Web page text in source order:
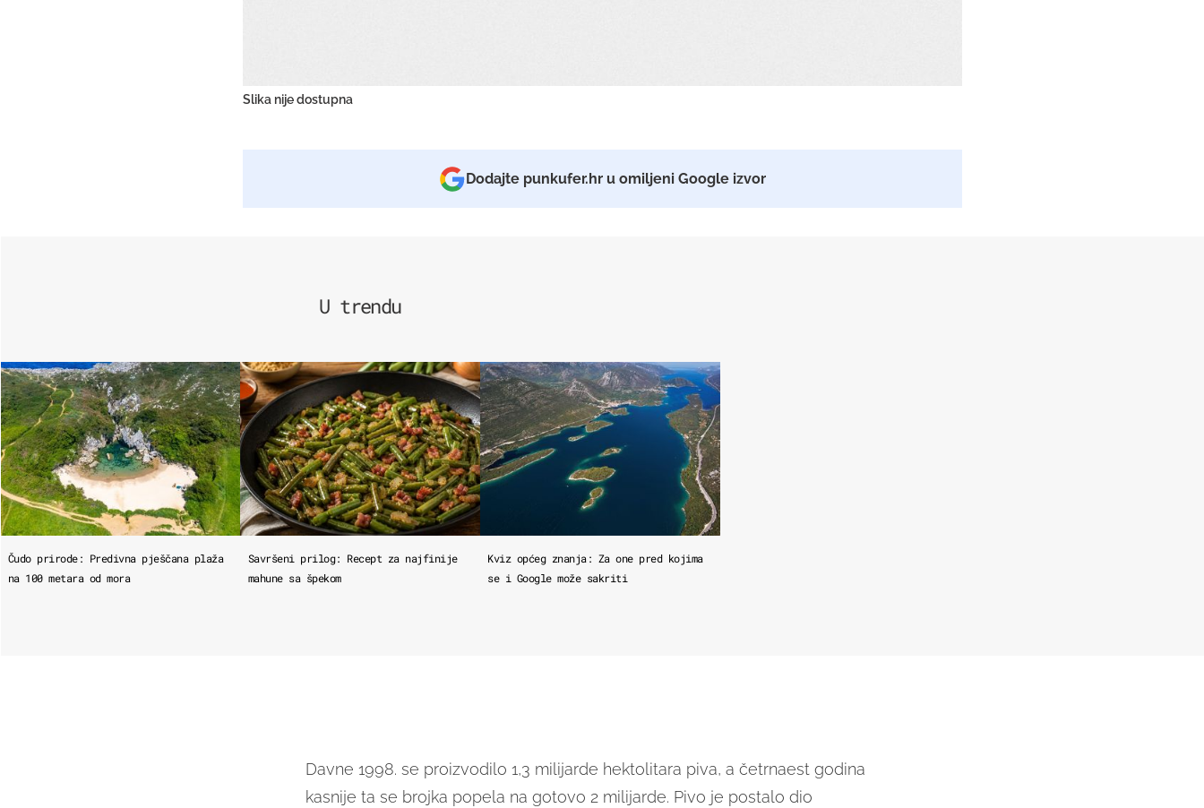
Slika nije dostupna
Dodajte punkufer.hr u omiljeni Google izvor
U trendu
Čudo prirode: Predivna pješčana plaža
na 100 metara od mora
Savršeni prilog: Recept za najfinije
mahune sa špekom
Kviz općeg znanja: Za one pred kojima
se i Google može sakriti
Davne 1998. se proizvodilo 1,3 milijarde hektolitara piva, a četrnaest godina
kasnije ta se brojka popela na gotovo 2 milijarde. Pivo je postalo dio